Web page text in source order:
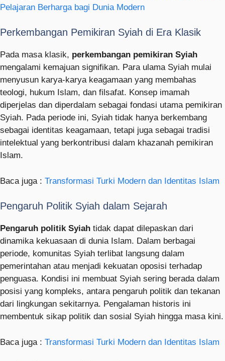
Pelajaran Berharga bagi Dunia Modern
Perkembangan Pemikiran Syiah di Era Klasik
Pada masa klasik, perkembangan pemikiran Syiah
mengalami kemajuan signifikan. Para ulama Syiah mulai
menyusun karya-karya keagamaan yang membahas
teologi, hukum Islam, dan filsafat. Konsep imamah
diperjelas dan diperdalam sebagai fondasi utama pemikiran
Syiah. Pada periode ini, Syiah tidak hanya berkembang
sebagai identitas keagamaan, tetapi juga sebagai tradisi
intelektual yang berkontribusi dalam khazanah pemikiran
Islam.
Baca juga : Transformasi Turki Modern dan Identitas Islam
Pengaruh Politik Syiah dalam Sejarah
Pengaruh politik Syiah tidak dapat dilepaskan dari
dinamika kekuasaan di dunia Islam. Dalam berbagai
periode, komunitas Syiah terlibat langsung dalam
pemerintahan atau menjadi kekuatan oposisi terhadap
penguasa. Kondisi ini membuat Syiah sering berada dalam
posisi yang kompleks, antara pengaruh politik dan tekanan
dari lingkungan sekitarnya. Pengalaman historis ini
membentuk sikap politik dan sosial Syiah hingga masa kini.
Baca juga : Transformasi Turki Modern dan Identitas Islam